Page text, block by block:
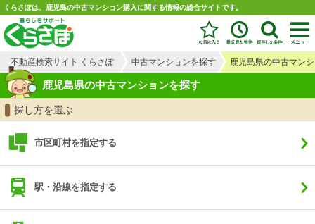
くらさぽは、鹿児島の中古マンション購入に関する情報の総合サイトです。
不動産検索サイト くらさぽ 中古マンションを探す 鹿児島県の中古マン
鹿児島県の中古マンションを探す
探し方を選ぶ
市区町村を指定する
駅・沿線を指定する